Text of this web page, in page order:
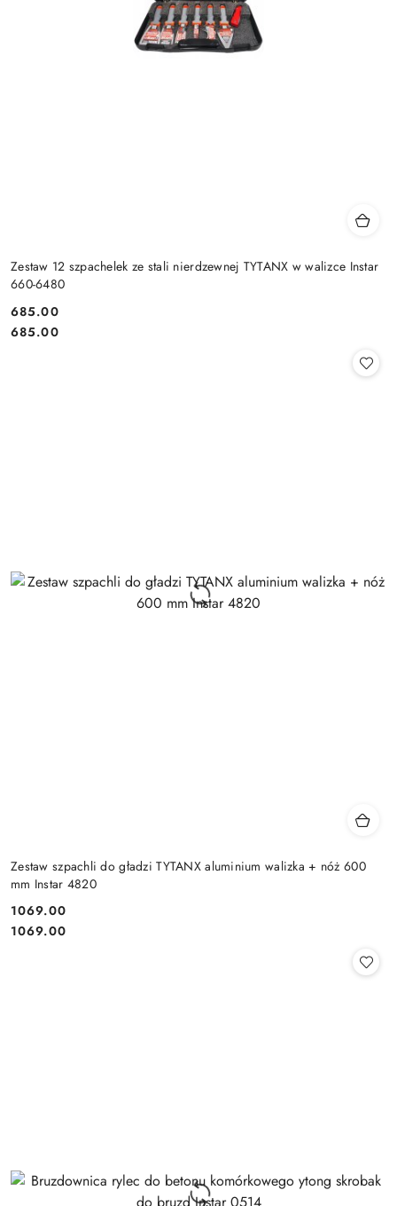
Zestaw 12 szpachelek ze stali nierdzewnej TYTANX w walizce Instar
660-6480
Cena:
685.00
Cena:
685.00
Zestaw szpachli do gładzi TYTANX aluminium walizka + nóż 600
mm Instar 4820
Cena:
1069.00
Cena:
1069.00